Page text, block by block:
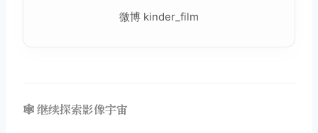
微博 kinder_film
🕸️ 继续探索影像宇宙